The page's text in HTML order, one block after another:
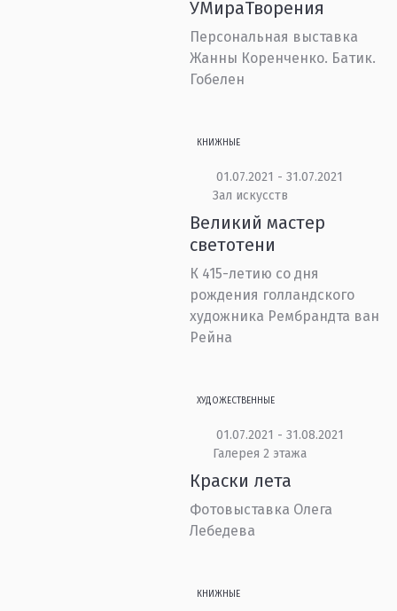
УМираТворения
Персональная выставка
Жанны Коренченко. Батик.
Гобелен
КНИЖНЫЕ
01.07.2021 - 31.07.2021
Зал искусств
Великий мастер
светотени
К 415-летию со дня
рождения голландского
художника Рембрандта ван
Рейна
ХУДОЖЕСТВЕННЫЕ
01.07.2021 - 31.08.2021
Галерея 2 этажа
Краски лета
Фотовыставка Олега
Лебедева
КНИЖНЫЕ